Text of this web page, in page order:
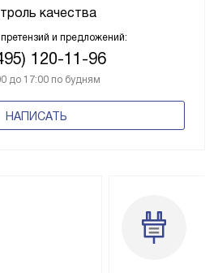
качества
и предложений:
120-11-96
до 17:00 по будням
НАПИСАТЬ